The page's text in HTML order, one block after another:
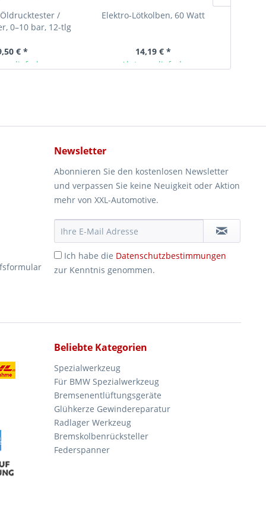
/
0–10 bar, 12-tlg
€ *
lieferbar
Elektro-Lötkolben, 60 Watt
14,19 € *
Ab Lager lieferbar
Newsletter
Abonnieren Sie den kostenlosen Newsletter
und verpassen Sie keine Neuigkeit oder Aktion
mehr von XXL-Automotive.
Ich habe die Datenschutzbestimmungen
zur Kenntnis genommen.
Beliebte Kategorien
Spezialwerkzeug
Für BMW Spezialwerkzeug
Bremsenentlüftungsgeräte
Glühkerze Gewindereparatur
Radlager Werkzeug
Bremskolbenrücksteller
Federspanner